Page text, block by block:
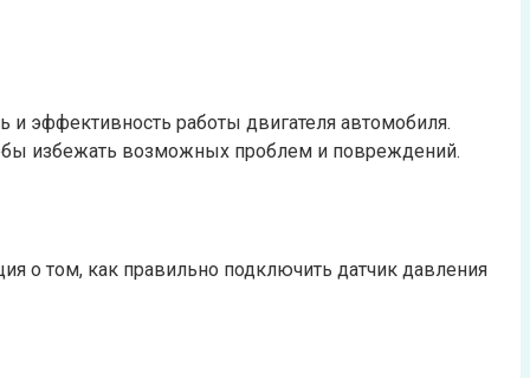
эффективность работы двигателя автомобиля.
избежать возможных проблем и повреждений.
о том, как правильно подключить датчик давления